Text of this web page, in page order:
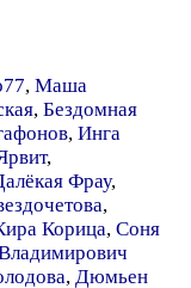
, Маша
, Бездомная
, Инга
,
Фрау,
,
Корица, Соня
, Дюмьен